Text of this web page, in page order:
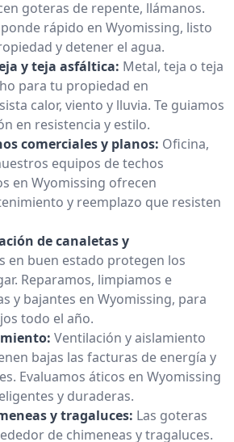
goteras de repente, llámanos.
rápido en Wyomissing, listo
y detener el agua.
y teja asfáltica: Metal, teja o teja
para tu propiedad en
calor, viento y lluvia. Te guiamos
en resistencia y estilo.
comerciales y planos: Oficina,
equipos de techos
en Wyomissing ofrecen
y reemplazo que resisten
de canaletas y
en buen estado protegen los
Reparamos, limpiamos e
y bajantes en Wyomissing, para
todo el año.
Ventilación y aislamiento
bajas las facturas de energía y
Evaluamos áticos en Wyomissing
y duraderas.
y tragaluces: Las goteras
de chimeneas y tragaluces.